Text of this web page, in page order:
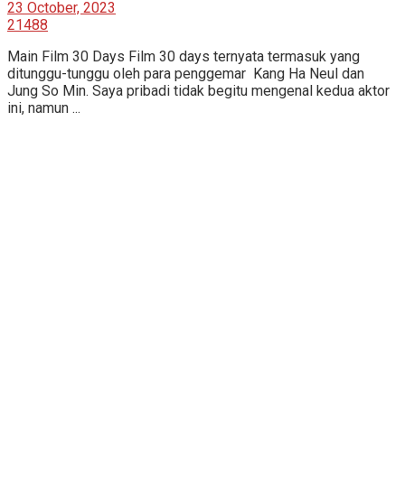
23 October, 2023
21488
Main Film 30 Days Film 30 days ternyata termasuk yang
ditunggu-tunggu oleh para penggemar Kang Ha Neul dan
Jung So Min. Saya pribadi tidak begitu mengenal kedua aktor
ini, namun ...